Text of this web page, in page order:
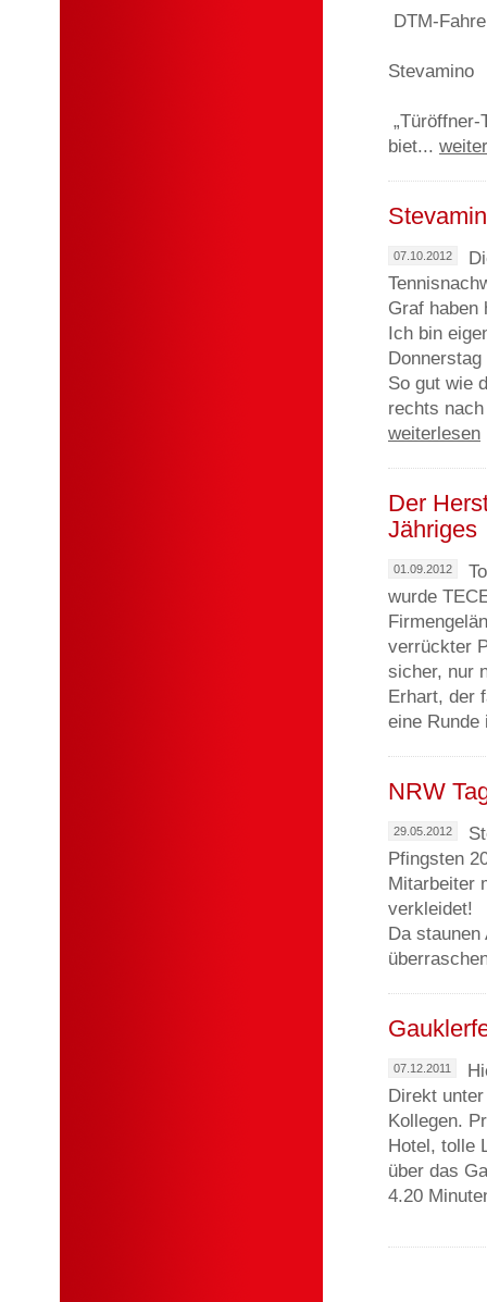
DTM-
Stevamino
biet...
07.10.2012
Graf haben
Ich bin
So gut wie
rechts
weiterlesen
Der
Jähriges
01.09.2012
wurde
verrückter
sicher, nur
Erhart, der
eine
NRW
29.05.2012
Pfingsten
Mitarbeiter
verkleidet!
Da
07.12.2011
Direkt
Kollegen.
Hotel, tolle
über das
4.20